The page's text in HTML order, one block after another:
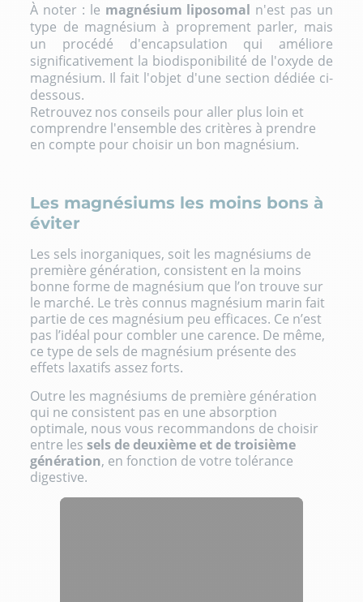
À noter : le magnésium liposomal n'est pas un
type de magnésium à proprement parler, mais
un procédé d'encapsulation qui améliore
significativement la biodisponibilité de l'oxyde de
magnésium. Il fait l'objet d'une section dédiée ci-
dessous.
Retrouvez nos conseils pour aller plus loin et
comprendre l'ensemble des critères à prendre
en compte pour choisir un bon magnésium.
Les magnésiums les moins bons à
éviter
Les sels inorganiques, soit les magnésiums de
première génération, consistent en la moins
bonne forme de magnésium que l’on trouve sur
le marché. Le très connus magnésium marin fait
partie de ces magnésium peu efficaces. Ce n’est
pas l’idéal pour combler une carence. De même,
ce type de sels de magnésium présente des
effets laxatifs assez forts.
Outre les magnésiums de première génération
qui ne consistent pas en une absorption
optimale, nous vous recommandons de choisir
entre lessels de deuxième et de troisième
génération, en fonction de votre tolérance
digestive.